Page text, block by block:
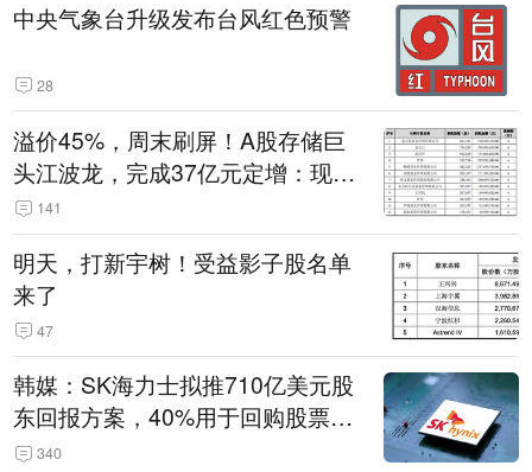
中央气象台升级发布台风红色预警
28
溢价45%，周末刷屏！A股存储巨
头江波龙，完成37亿元定增：现价
386.6元，定增价560元
141
明天，打新宇树！受益影子股名单
来了
47
韩媒：SK海力士拟推710亿美元股
东回报方案，40%用于回购股票，
相当于美股发行规模
340